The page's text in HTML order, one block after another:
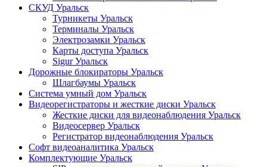
СКУД Уральск
Турникеты Уральск
Терминалы Уральск
Электрозамки Уральск
Карты доступа Уральск
Sigur Уральск
Дорожные блокираторы Уральск
Шлагбаумы Уральск
Система умный дом Уральск
Видеорегистраторы и жесткие диски Уральск
Жесткие диски для видеонаблюдения Уральск
Видеосервер Уральск
Регистратор видеонаблюдения Уральск
Софт видеоаналитика Уральск
Комплектующие Уральск